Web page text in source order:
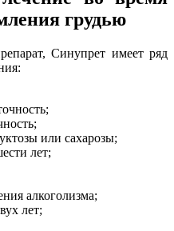
грудью
Синупрет имеет ряд
или сахарозы;
лет;
алкоголизма;
лет;